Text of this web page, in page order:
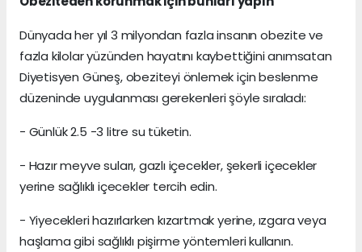
Dünyada her yıl 3 milyondan fazla insanın obezite ve
fazla kilolar yüzünden hayatını kaybettiğini anımsatan
Diyetisyen Güneş, obeziteyi önlemek için beslenme
düzeninde uygulanması gerekenleri şöyle sıraladı:
- Günlük 2.5 -3 litre su tüketin.
- Hazır meyve suları, gazlı içecekler, şekerli içecekler
yerine sağlıklı içecekler tercih edin.
- Yiyecekleri hazırlarken kızartmak yerine, ızgara veya
haşlama gibi sağlıklı pişirme yöntemleri kullanın.